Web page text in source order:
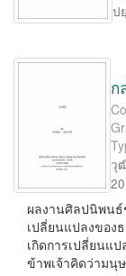
ป
ก
วุ
ผลงานศิลปนิพน
เปลี่ยนแปลงขอ
เกิดการเปลี่ยนแ
ข้าพเจ้าคิดว่ามนุ